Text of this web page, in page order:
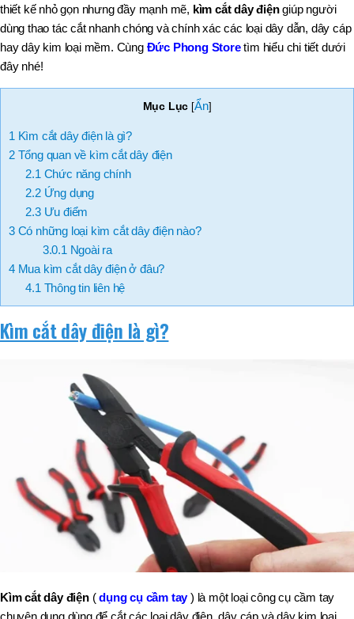
thiết kế nhỏ gọn nhưng đầy mạnh mẽ, kìm cắt dây điệngiúp người
dùng thao tác cắt nhanh chóng và chính xác các loại dây dẫn, dây cáp
hay dây kim loại mềm. Cùng Đức Phong Storetìm hiểu chi tiết dưới
đây nhé!
Mục Lục [Ẩn]
1 Kìm cắt dây điện là gì?
2Tổng quan về kìm cắt dây điện
2.1 Chức năng chính
2.2Ứng dụng
2.3Ưu điểm
3Có những loại kìm cắt dây điện nào?
3.0.1 Ngoài ra
4Mua kìm cắt dây điện ở đâu?
4.1 Thông tin liên hệ
Kìm cắt dây điện là gì?
Kìm cắt dây điện(dụng cụ cầm tay) là một loại công cụ cầm tay
chuyên dụng dùng để cắt các loại dây điện, dây cáp và dây kim loại